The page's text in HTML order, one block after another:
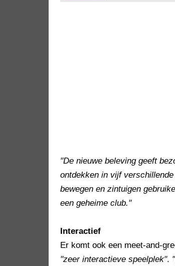
"De nieuwe beleving geeft
ontdekken in vijf verschillende
bewegen en zintuigen
een geheime club."
Interactief
Er komt ook een meet-and-
"zeer interactieve speelplek".